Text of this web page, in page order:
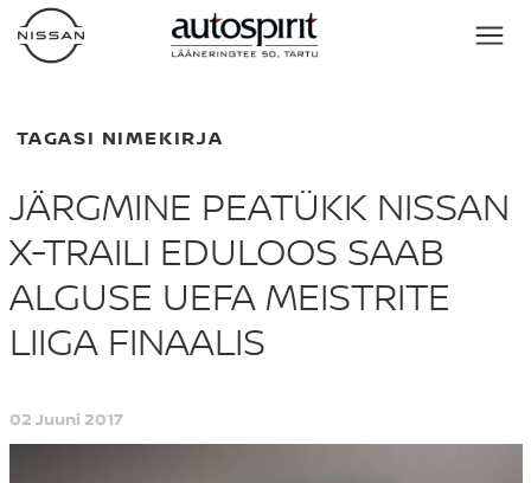
TAGASI NIMEKIRJA
JÄRGMINE PEATÜKK NISSAN
X-TRAILI EDULOOS SAAB
ALGUSE UEFA MEISTRITE
LIIGA FINAALIS
02 Juuni 2017